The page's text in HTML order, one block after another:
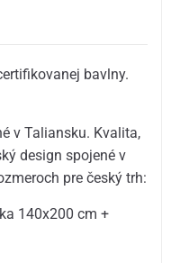
bavlny.
v Taliansku. Kvalita,
design spojené v
pre český trh:
140x200 cm +